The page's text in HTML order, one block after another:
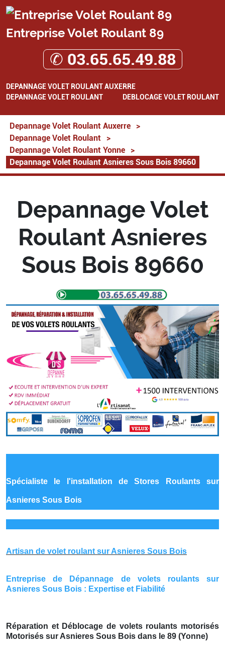
Entreprise Volet Roulant 89
✆ 03.65.65.49.88
DEPANNAGE VOLET ROULANT AUXERRE
DEPANNAGE VOLET ROULANT
DEBLOCAGE VOLET ROULANT
Depannage Volet Roulant Auxerre
>
Depannage Volet Roulant
>
Depannage Volet Roulant Yonne
>
Depannage Volet Roulant Asnieres Sous Bois 89660
Depannage Volet
Roulant Asnieres
Sous Bois 89660
Spécialiste le l'installation de Stores Roulants sur
Asnieres Sous Bois
Artisan de volet roulant sur Asnieres Sous Bois
Entreprise de Dépannage de volets roulants sur
Asnieres Sous Bois : Expertise et Fiabilité
Réparation et Déblocage de volets roulants motorisés
Motorisés sur Asnieres Sous Bois dans le 89 (Yonne)